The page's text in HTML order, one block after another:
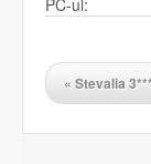
PC-ul:
« Stevalia